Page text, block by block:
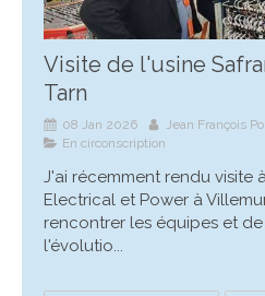
Visite de l'usine
Tarn
08 Jan 2026
Jean François
En circonscription
J'ai récemment rendu visite
Electrical et Power à
rencontrer les équipes et
l'évolutio...